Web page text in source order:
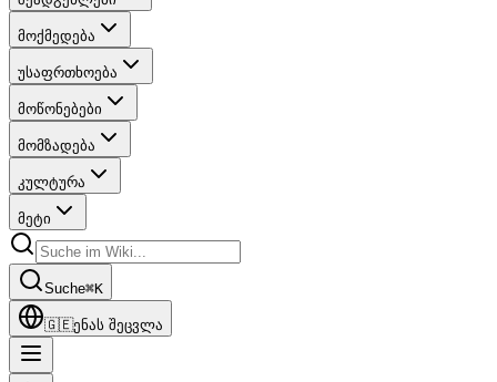
მოქმედება
უსაფრთხოება
მოწონებები
მომზადება
კულტურა
მეტი
Suche⌘K
🇬🇪ენას შეცვლა